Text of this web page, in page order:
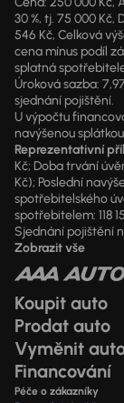
30 %, tj. 75 000 Kč,
546 Kč, Celková
cena mínus podíl
splatná
Úroková sazba:
sjednání pojištění.
U výpočtu
navýšenou
Reprezentativní
Kč; Doba trvání
Kč); Poslední
spotřebitelského
spotřebitelem: 118
Sjednání pojištění
Zobrazit vše
Koupit auto
Prodat auto
Vyměnit
Financování
Péče o zákazníky